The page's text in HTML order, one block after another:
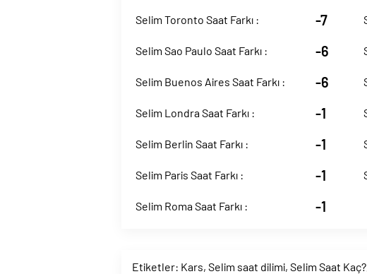
Selim Toronto Saat Farkı : -7
Selim Sao Paulo Saat Farkı : -6
Selim Buenos Aires Saat Farkı : -6
Selim Londra Saat Farkı : -1
Selim Berlin Saat Farkı : -1
Selim Paris Saat Farkı : -1
Selim Roma Saat Farkı : -1
Etiketler: Kars, Selim saat dilimi, Selim Saat Kaç?